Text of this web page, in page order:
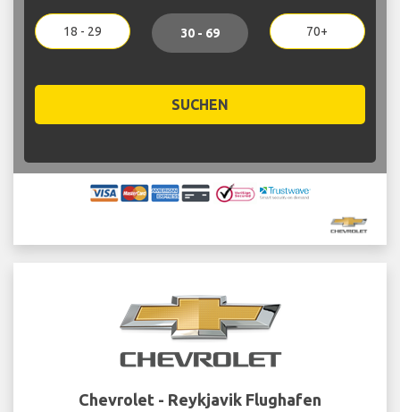
18 - 29 30 - 69 70+
SUCHEN
Chevrolet - Reykjavik Flughafen